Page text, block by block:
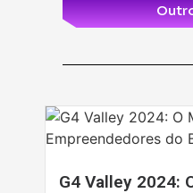
G4 Valley 2024: